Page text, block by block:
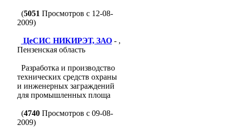
(5051 Просмотров с 12-08-
2009)
ЦеСИС НИКИРЭТ, ЗАО- ,
Пензенская область
Разработка и производство
технических средств охраны
и инженерных заграждений
для промышленных площа
(4740Просмотров с 09-08-
2009)